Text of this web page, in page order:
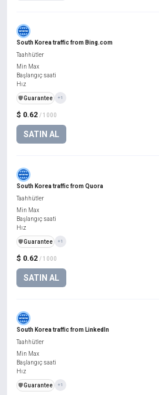
South Korea traffic from Bing.com
$ 0.62 / 1000
SATIN AL
Taahhütler
Min Max
Başlangıç saati
Hız
️🛡️Guarantee +1
South Korea traffic from Quora
$ 0.62 / 1000
SATIN AL
Taahhütler
Min Max
Başlangıç saati
Hız
️🛡️Guarantee +1
South Korea traffic from LinkedIn
Taahhütler
Min Max
Başlangıç saati
Hız
️🛡️Guarantee +1